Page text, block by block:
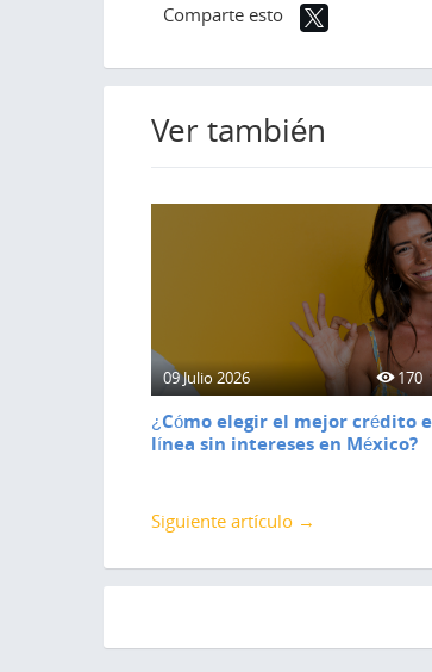
Comparte esto
Ver también
09 Julio 2026 170
¿Cómo elegir el mejor crédito
línea sin intereses en México?
Siguiente artículo →